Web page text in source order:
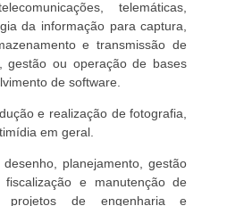
telemáticas,
da informação para captura,
e transmissão de
gestão ou operação de bases
de software.
e realização de fotografia,
em geral.
planejamento, gestão
fiscalização e manutenção de
projetos de engenharia e